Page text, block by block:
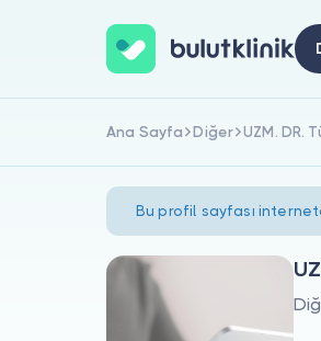
Ana Sayfa Diğer UZM. DR.
Bu profil sayfası